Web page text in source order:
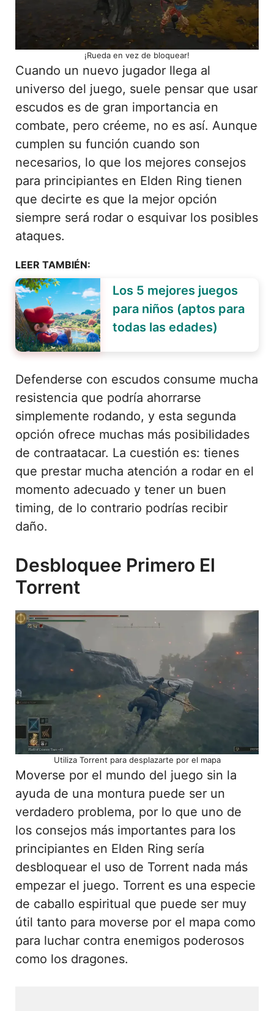
¡Rueda en vez de bloquear!
Cuando un nuevo jugador llega al
universo del juego, suele pensar que usar
escudos es de gran importancia en
combate, pero créeme, no es así. Aunque
cumplen su función cuando son
necesarios, lo que los mejores consejos
para principiantes en Elden Ring tienen
que decirte es que la mejor opción
siempre será rodar o esquivar los posibles
ataques.
LEER TAMBIÉN:
Los 5 mejores juegos
para niños (aptos para
todas las edades)
Defenderse con escudos consume mucha
resistencia que podría ahorrarse
simplemente rodando, y esta segunda
opción ofrece muchas más posibilidades
de contraatacar. La cuestión es: tienes
que prestar mucha atención a rodar en el
momento adecuado y tener un buen
timing, de lo contrario podrías recibir
daño.
Desbloquee Primero El
Torrent
Utiliza Torrent para desplazarte por el mapa
Moverse por el mundo del juego sin la
ayuda de una montura puede ser un
verdadero problema, por lo que uno de
los consejos más importantes para los
principiantes en Elden Ring sería
desbloquear el uso de Torrent nada más
empezar el juego. Torrent es una especie
de caballo espiritual que puede ser muy
útil tanto para moverse por el mapa como
para luchar contra enemigos poderosos
como los dragones.